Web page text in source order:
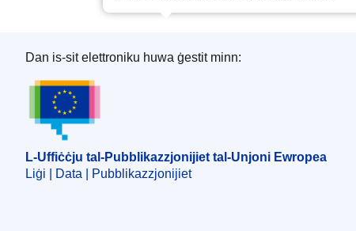
L-Uffiċċju tal-Pubblikazzjonijiet tal-Unjoni
Dan is-sit elettroniku huwa ġestit minn:
L-Uffiċċju tal-Pubblikazzjonijiet tal-Unjoni Ewropea
Liġi | Data | Pubblikazzjonijiet